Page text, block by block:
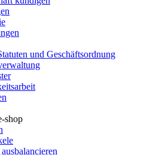
und Geschäftsordnung
shop